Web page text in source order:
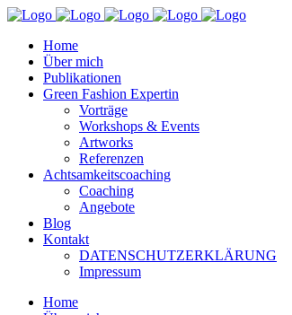
Home
Über mich
Publikationen
Green Fashion Expertin
Vorträge
Workshops & Events
Artworks
Referenzen
Achtsamkeitscoaching
Coaching
Angebote
Blog
Kontakt
DATENSCHUTZERKLÄRUNG
Impressum
Home